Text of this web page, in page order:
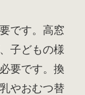
です。高窓
子どもの様
要です。換
やおむつ替